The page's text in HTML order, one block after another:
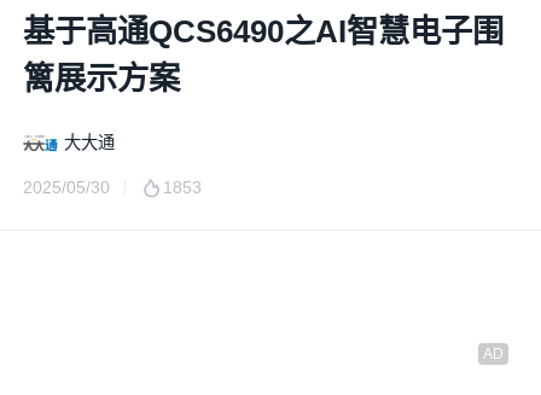
基于高通QCS6490之AI智慧电子围
篱展示方案
大大通
2025/05/30 1853